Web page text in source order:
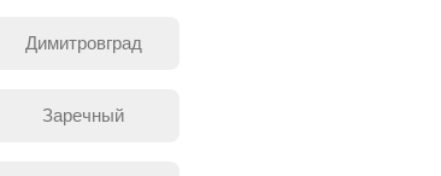
Димитровград
Заречный